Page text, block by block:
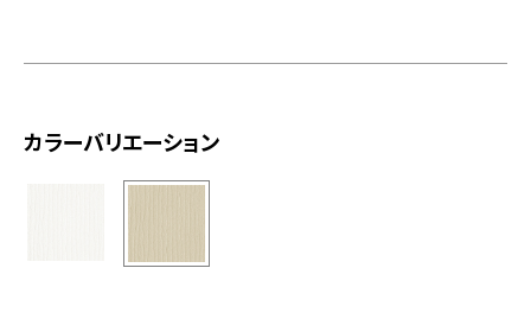
プライバシーポリシー
カラーバリエーション